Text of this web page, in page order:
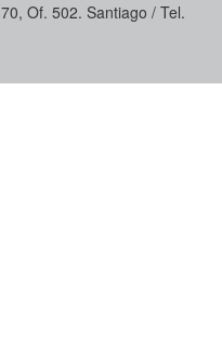
Of. 502. Santiago / Tel.